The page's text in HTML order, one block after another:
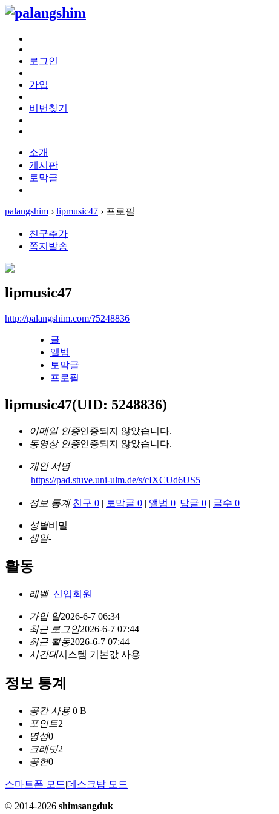
로그인
가입
비번찾기
소개
게시판
토막글
palangshim › lipmusic47 › 프로필
친구추가
쪽지발송
lipmusic47
http://palangshim.com/?5248836
글
앨범
토막글
프로필
lipmusic47(UID: 5248836)
이메일 인증인증되지 않았습니다.
동영상 인증인증되지 않았습니다.
개인 서명
https://pad.stuve.uni-ulm.de/s/cIXCUd6US5
정보 통계 친구 0 | 토막글 0 | 앨범 0 |답글 0 | 글수 0
성별비밀
생일-
활동
레벨 신입회원
가입 일2026-6-7 06:34
최근 로그인2026-6-7 07:44
최근 활동2026-6-7 07:44
시간대시스템 기본값 사용
정보 통계
공간 사용 0 B
포인트2
명성0
크레딧2
공헌0
스마트폰 모드|데스크탑 모드
© 2014-2026 shimsangduk